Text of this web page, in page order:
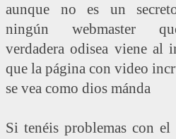
aunque no es un
ningún webmaster
verdadera odisea viene al
que la página con video
se vea como dios mánda
Si tenéis problemas con el